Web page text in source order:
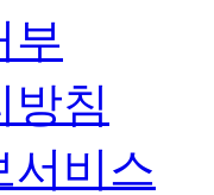
부
방침
서비스